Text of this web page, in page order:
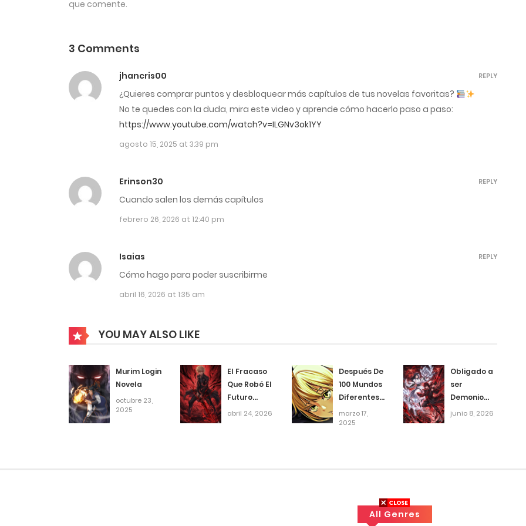
Capítulo 1038
4 Capítulo 1033
4 Capítulo 1030
4 Capítulo 1029 junio 27, 2026
que comente.
3 Comments
jhancris00
¿Quieres comprar puntos y desbloquear más capítulos de tus novelas favoritas?
No te quedes con la duda, mira este video y aprende cómo hacerlo paso a paso:
https://www.youtube.com/watch?v=ILGNv3ok1YY
agosto 15, 2025 at 3:39 pm
REPLY
Erinson30
Cuando salen los demás capítulos
febrero 26, 2026 at 12:40 pm
REPLY
Isaias
Cómo hago para poder suscribirme
abril 16, 2026 at 1:35 am
REPLY
YOU MAY ALSO LIKE
Murim Login
Novela
octubre 23,
2025
El Fracaso
Que Robó El
Futuro
Novela
abril 24, 2026
Después De
100 Mundos
Diferentes,
Ya No
Tengo Rival
marzo 17,
2025
Obligado a
ser
Demonio
Celestial
junio 8, 2026
All Genres